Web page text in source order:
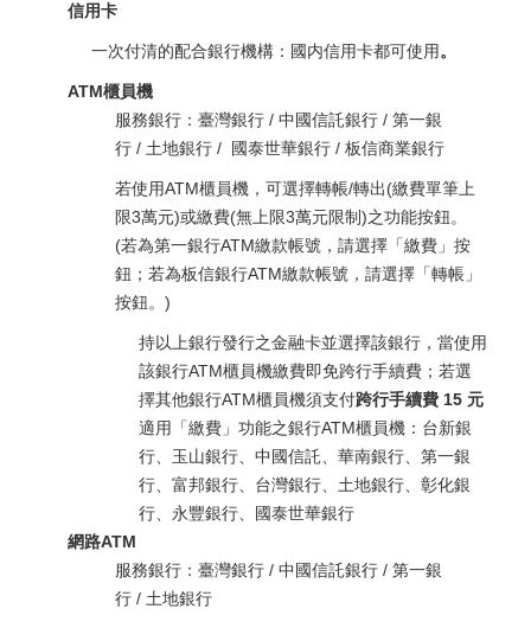
信用卡
一次付清的配合銀行機構：國内信用卡都可使用。
ATM櫃員機
服務銀行：臺灣銀行 / 中國信託銀行 / 第一銀
行 / 土地銀行 / 國泰世華銀行 / 板信商業銀行
若使用ATM櫃員機，可選擇轉帳/轉出(繳費單筆上
限3萬元)或繳費(無上限3萬元限制)之功能按鈕。
(若為第一銀行ATM繳款帳號，請選擇「繳費」按
鈕；若為板信銀行ATM繳款帳號，請選擇「轉帳」
按鈕。)
持以上銀行發行之金融卡並選擇該銀行，當使用
該銀行ATM櫃員機繳費即免跨行手續費；若選
擇其他銀行ATM櫃員機須支付跨行手續費 15 元
適用「繳費」功能之銀行ATM櫃員機：台新銀
行、玉山銀行、中國信託、華南銀行、第一銀
行、富邦銀行、台灣銀行、土地銀行、彰化銀
行、永豐銀行、國泰世華銀行
網路ATM
服務銀行：臺灣銀行 / 中國信託銀行 / 第一銀
行 / 土地銀行